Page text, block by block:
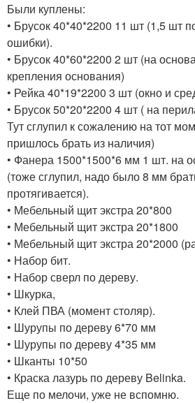
Были куплены:
• Брусок 40*40*2200 11 шт (1,5 шт
ошибки).
• Брусок 40*60*2200 2 шт (на
крепления основания)
• Рейка 40*19*2200 3 шт (окно и
• Брусок 50*20*2200 4 шт ( на
Тут сглупил к сожалению на тот
пришлось брать из наличия)
• Фанера 1500*1500*6 мм 1 шт. на
(тоже сглупил, надо было 8 мм
протягивается).
• Мебельный щит экстра 20*800
• Мебельный щит экстра 20*1800
• Мебельный щит экстра 20*2000
• Набор бит.
• Набор сверл по дереву.
• Шкурка,
• Клей ПВА (момент столяр).
• Шурупы по дереву 6*70 мм
• Шурупы по дереву 4*35 мм
• Шканты 10*50
• Краска лазурь по дереву Belinka.
Еще по мелочи, уже не вспомню.